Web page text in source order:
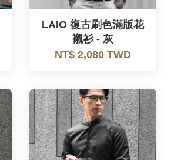
LAIO 復古刷色滿版花
襯衫 - 灰
NT$ 2,080 TWD